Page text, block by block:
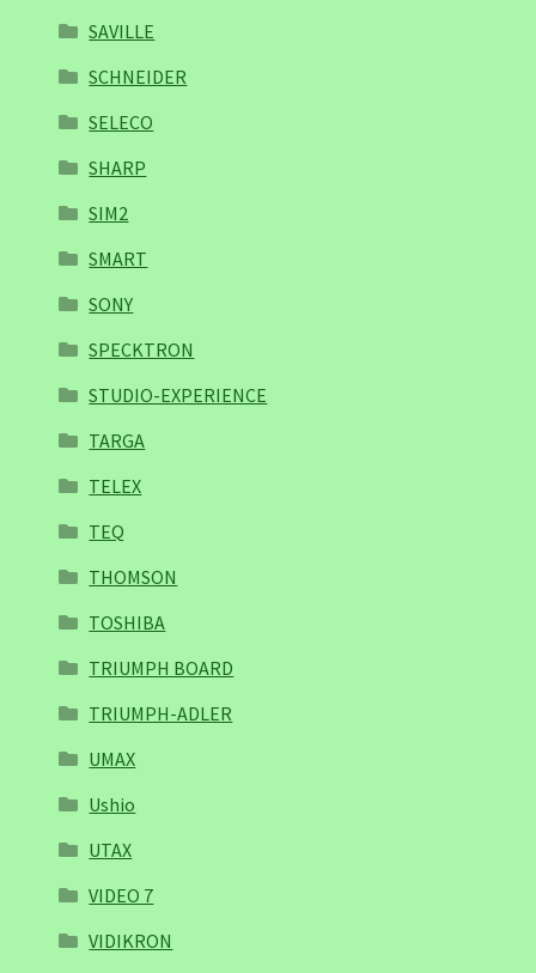
SAVILLE
SCHNEIDER
SELECO
SHARP
SIM2
SMART
SONY
SPECKTRON
STUDIO-EXPERIENCE
TARGA
TELEX
TEQ
THOMSON
TOSHIBA
TRIUMPH BOARD
TRIUMPH-ADLER
UMAX
Ushio
UTAX
VIDEO 7
VIDIKRON